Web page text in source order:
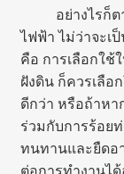
อย่างไรก็ตา
ไฟฟ้า ไม่ว่าจะเ
คือ การเลือกใช้
ฝังดิน ก็ควรเลือ
ดีกว่า หรือถ้าหา
ร่วมกับการร้อย
ทนทานและยืดอ
ต่อการทำงานไ